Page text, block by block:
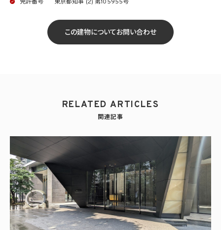
免許番号 東京都知事 (2) 第105955号
この建物についてお問い合わせ
RELATED ARTICLES
関連記事